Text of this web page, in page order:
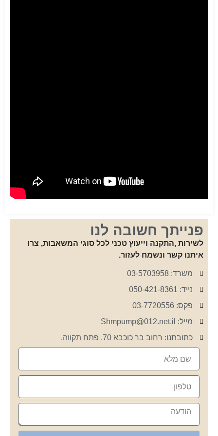
פנייתך חשובה לנו
לשירות ,התקנה וייעוץ טכני לכל סוגי המשאבות, צרו
איתנו קשר ונשמח לעזור.
משרד: 03-5703958
נייד: 050-421-8361
פקס: 03-7720556
מייל: Shmpump@012.net.il
כתובתנו: רחוב בר כוכבא 70, פתח תקווה.